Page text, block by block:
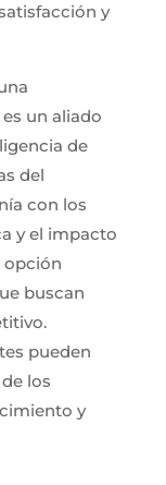
y
un aliado
de
del
con los
y el impacto
opción
buscan
pueden
los
y